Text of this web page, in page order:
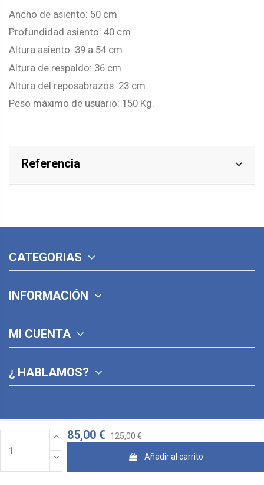
85,00 € 125,00 €
Añadir al carrito
Ancho de asiento: 50 cm
Profundidad asiento: 40 cm
Altura asiento: 39 a 54 cm
Altura de respaldo: 36 cm
Altura del reposabrazos: 23 cm
Peso máximo de usuario: 150 Kg.
Referencia
CATEGORIAS
INFORMACIÓN
MI CUENTA
¿ HABLAMOS?
© 2026 · Diseñado con ♥ por Jose Pina y
StudioCreativo3D